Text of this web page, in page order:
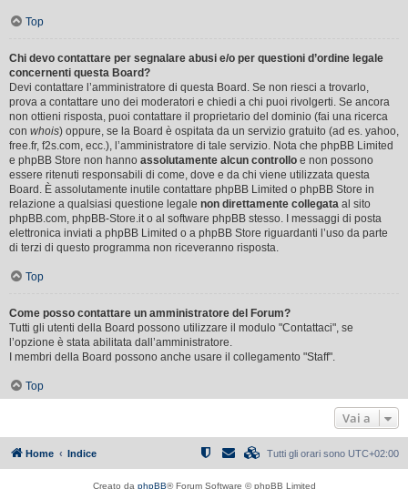
Top
Chi devo contattare per segnalare abusi e/o per questioni d’ordine legale
concernenti questa Board?
Devi contattare l’amministratore di questa Board. Se non riesci a trovarlo,
prova a contattare uno dei moderatori e chiedi a chi puoi rivolgerti. Se ancora
non ottieni risposta, puoi contattare il proprietario del dominio (fai una ricerca
con whois) oppure, se la Board è ospitata da un servizio gratuito (ad es. yahoo,
free.fr, f2s.com, ecc.), l’amministratore di tale servizio. Nota che phpBB Limited
e phpBB Store non hanno assolutamente alcun controllo e non possono
essere ritenuti responsabili di come, dove e da chi viene utilizzata questa
Board. È assolutamente inutile contattare phpBB Limited o phpBB Store in
relazione a qualsiasi questione legale non direttamente collegata al sito
phpBB.com, phpBB-Store.it o al software phpBB stesso. I messaggi di posta
elettronica inviati a phpBB Limited o a phpBB Store riguardanti l’uso da parte
di terzi di questo programma non riceveranno risposta.
Top
Come posso contattare un amministratore del Forum?
Tutti gli utenti della Board possono utilizzare il modulo "Contattaci", se
l’opzione è stata abilitata dall’amministratore.
I membri della Board possono anche usare il collegamento "Staff".
Top
Vai a
Home Indice Tutti gli orari sono UTC+02:00
Creato da phpBB® Forum Software © phpBB Limited